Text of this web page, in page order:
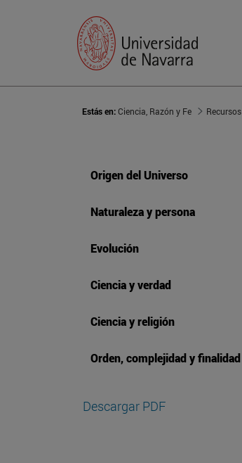
Estás en:Ciencia, Razón y Fe Recursos
Origen del Universo
Naturaleza y persona
Evolución
Ciencia y verdad
Ciencia y religión
Orden, complejidad y finalidad
Descargar PDF